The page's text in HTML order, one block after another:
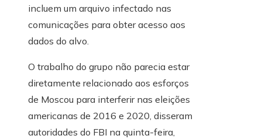
incluem um arquivo infectado nas
comunicações para obter acesso aos
dados do alvo.
O trabalho do grupo não parecia estar
diretamente relacionado aos esforços
de Moscou para interferir nas eleições
americanas de 2016 e 2020, disseram
autoridades do FBI na quinta-feira,